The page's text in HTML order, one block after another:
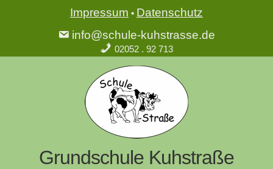
Impressum • Datenschutz
info@schule-kuhstrasse.de
02052 . 92 713
Grundschule Kuhstraße